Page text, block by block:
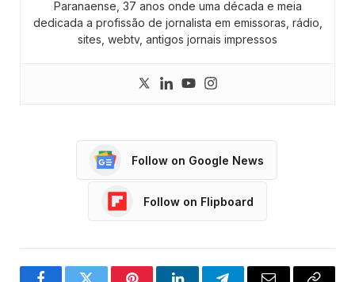
Paranaense, 37 anos onde uma década e meia
dedicada a profissão de jornalista em emissoras, rádio,
sites, webtv, antigos jornais impressos
Follow on Google News
Follow on Flipboard